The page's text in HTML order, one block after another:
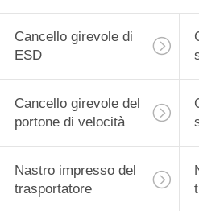
Cancello girevole di
ESD
Cancello girevole del
portone di velocità
Nastro impresso del
trasportatore